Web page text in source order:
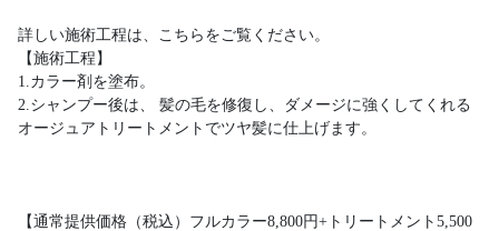
詳しい施術工程は、こちらをご覧ください。
【施術工程】
1.カラー剤を塗布。
2.シャンプー後は、 髪の毛を修復し、ダメージに強くしてくれる
オージュアトリートメントでツヤ髪に仕上げます。
【通常提供価格（税込）フルカラー8,800円+トリートメント5,500